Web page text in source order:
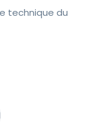
technique du